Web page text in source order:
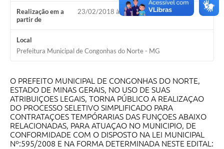
Realização em a
partir de
23/02/2018 às 16h00
Local
Prefeitura Municipal de Congonhas do Norte - MG
O PREFEITO MUNICIPAL DE CONGONHAS DO NORTE,
ESTADO DE MINAS GERAIS, NO USO DE SUAS
ATRIBUIÇOES LEGAIS, TORNA PÚBLICO A REALIZAÇAO
DO PROCESSO SELETIVO SIMPLIFICADO PARA
CONTRATAÇOES TEMPÓRARIAS DAS FUNÇOES ABAIXO
RELACIONADAS, PARA ATUAÇAO NO MUNICIPIO, DE
CONFORMIDADE COM O DISPOSTO NA LEI MUNICIPAL
Nº:595/2008 E NA FORMA DETERMINADA NESTE EDITAL: